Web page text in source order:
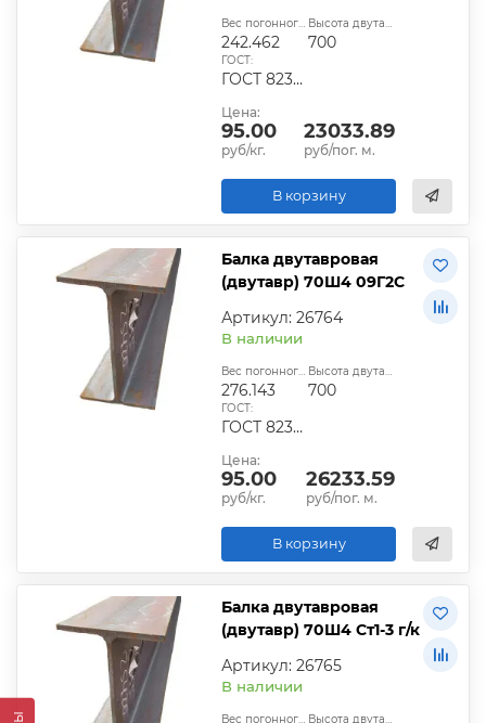
Вес погонного метра, кг:
242.462
Высота двутавра:
700
ГОСТ:
ГОСТ 8239-89
Цена:
95.00
руб/кг.
23033.89
руб/пог. м.
В корзину
Балка двутавровая
(двутавр) 70Ш4 09Г2С
Артикул: 26764
В наличии
Вес погонного метра, кг:
276.143
Высота двутавра:
700
ГОСТ:
ГОСТ 8239-89
Цена:
95.00
руб/кг.
26233.59
руб/пог. м.
В корзину
Балка двутавровая
(двутавр) 70Ш4 Ст1-3 г/к
Артикул: 26765
В наличии
Вес погонного метра, кг: Высота двутавра: